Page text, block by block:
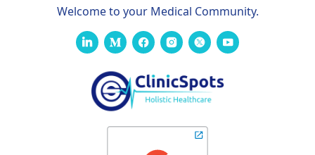
Welcome to your Medical Community.